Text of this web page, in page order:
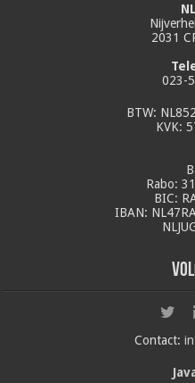
2031
023-
BTW:
KVK:
Rabo:
BIC:
IBAN:
Contact: